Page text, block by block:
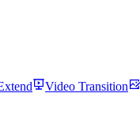
Video Transition